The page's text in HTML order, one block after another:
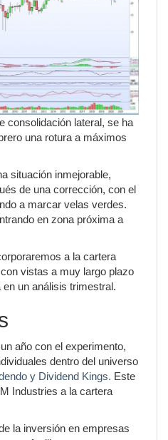
consolidación lateral, se ha
una rotura a máximos
situación inmejorable,
de una corrección, con el
a marcar velas verdes.
en zona próxima a
a la cartera
vistas a muy largo plazo
un análisis trimestral.
año con el experimento,
dentro del universo
y Dividend Kings. Este
Industries a la cartera
la inversión en empresas